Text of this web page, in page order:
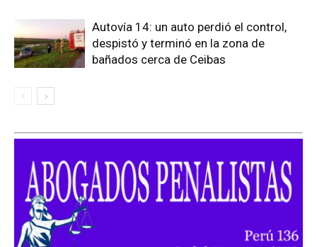
Autovía 14: un auto perdió el control,
despistó y terminó en la zona de
bañados cerca de Ceibas